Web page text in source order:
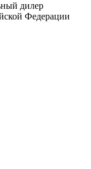
дилер
Федерации